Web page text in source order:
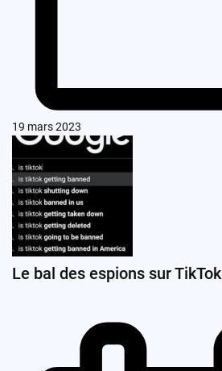
19 mars 2023
Le bal des espions sur TikTok